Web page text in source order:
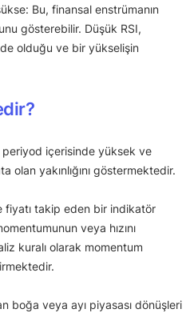
Bu, finansal enstrümanın
gösterebilir. Düşük RSI,
olduğu ve bir yükselişin
içerisinde yüksek ve
yakınlığını göstermektedir.
takip eden bir indikatör
veya hızını
kuralı olarak momentum
boğa veya ayı piyasası dönüşleri